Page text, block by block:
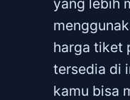
harga tiket
tersedia di
kamu bisa